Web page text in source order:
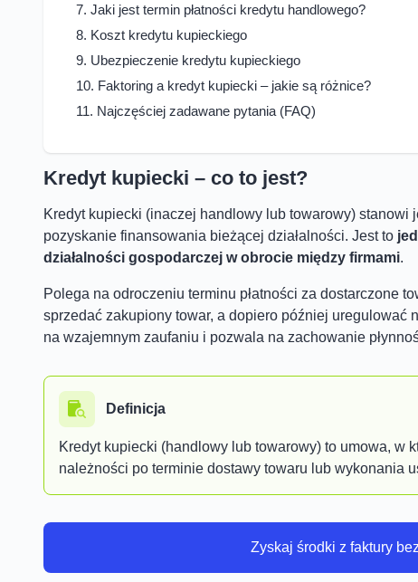
Jaki jest termin płatności kredytu handlowego?
Koszt kredytu kupieckiego
Ubezpieczenie kredytu kupieckiego
Faktoring a kredyt kupiecki – jakie są różnice?
Najczęściej zadawane pytania (FAQ)
Kredyt kupiecki – co to jest?
Kredyt kupiecki (inaczej handlowy lub towarowy) stanowi
pozyskanie finansowania bieżącej działalności. Jest to
działalności gospodarczej w obrocie między firmami.
Polega na odroczeniu terminu płatności za dostarczone
sprzedać zakupiony towar, a dopiero później uregulować
na wzajemnym zaufaniu i pozwala na zachowanie
Definicja
Kredyt kupiecki (handlowy lub towarowy) to umowa, w
należności po terminie dostawy towaru lub wykonania
Zyskaj środki z faktury